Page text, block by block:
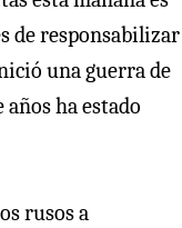
de responsabilizar
una guerra de
ha estado
rusos a